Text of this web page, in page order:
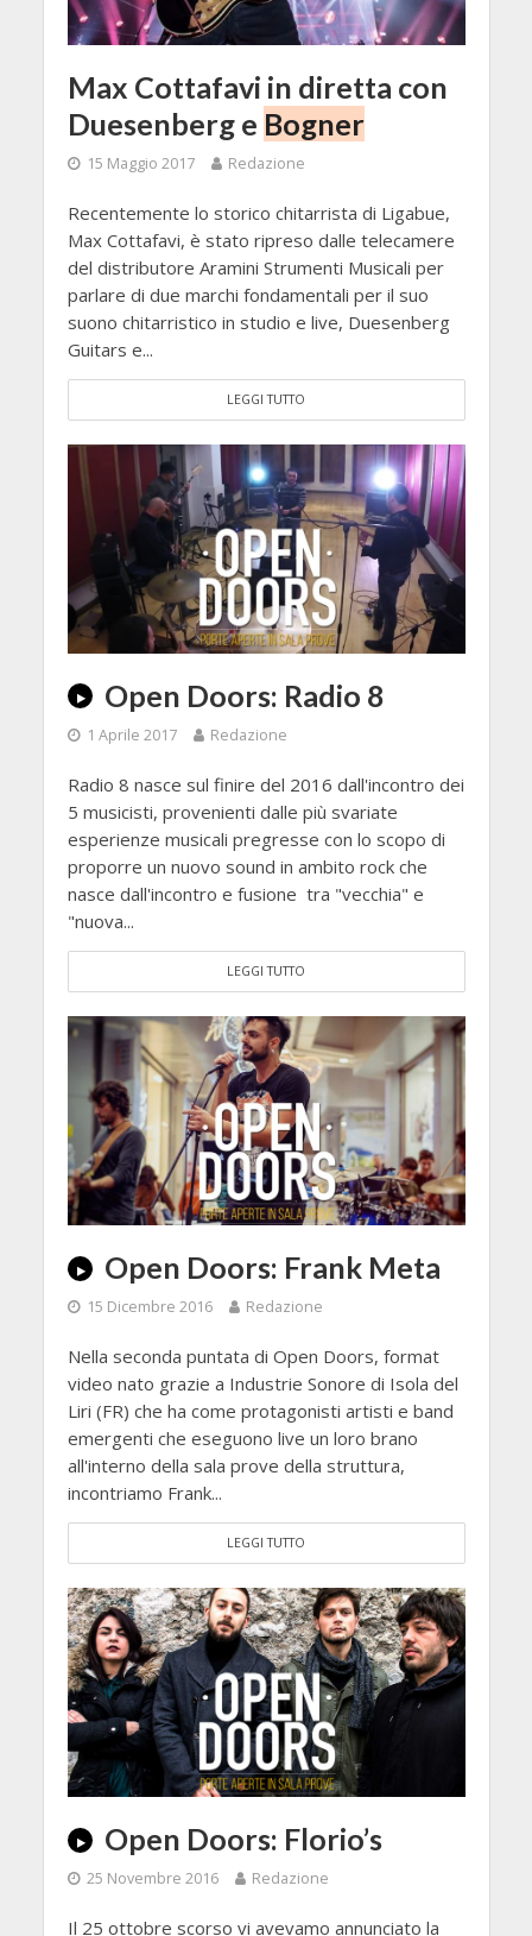
Max Cottafavi in diretta con
Duesenberg e Bogner
15 Maggio 2017 Redazione
Recentemente lo storico chitarrista di Ligabue,
Max Cottafavi, è stato ripreso dalle telecamere
del distributore Aramini Strumenti Musicali per
parlare di due marchi fondamentali per il suo
suono chitarristico in studio e live, Duesenberg
Guitars e...
LEGGI TUTTO
Open Doors: Radio 8
1 Aprile 2017 Redazione
Radio 8 nasce sul finire del 2016 dall'incontro dei
5 musicisti, provenienti dalle più svariate
esperienze musicali pregresse con lo scopo di
proporre un nuovo sound in ambito rock che
nasce dall'incontro e fusione tra "vecchia" e
"nuova...
LEGGI TUTTO
Open Doors: Frank Meta
15 Dicembre 2016 Redazione
Nella seconda puntata di Open Doors, format
video nato grazie a Industrie Sonore di Isola del
Liri (FR) che ha come protagonisti artisti e band
emergenti che eseguono live un loro brano
all'interno della sala prove della struttura,
incontriamo Frank...
LEGGI TUTTO
Open Doors: Florio’s
25 Novembre 2016 Redazione
Il 25 ottobre scorso vi avevamo annunciato la